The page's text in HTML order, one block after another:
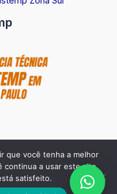
Brastemp em São Paulo |
11 97410-0311
que você tenha a melhor
continua a usar este site,
satisfeito.